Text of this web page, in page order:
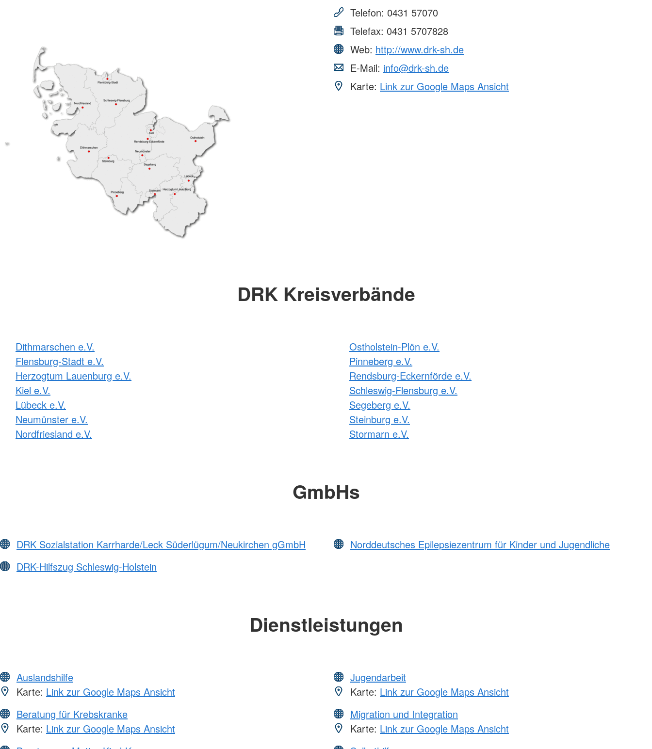
Telefon: 0431 57070
Telefax: 0431 5707828
Web: http://www.drk-sh.de
E-Mail: info@drk-sh.de
Karte: Link zur Google Maps Ansicht
DRK Kreisverbände
Dithmarschen e.V.
Flensburg-Stadt e.V.
Herzogtum Lauenburg e.V.
Kiel e.V.
Lübeck e.V.
Neumünster e.V.
Nordfriesland e.V.
Ostholstein-Plön e.V.
Pinneberg e.V.
Rendsburg-Eckernförde e.V.
Schleswig-Flensburg e.V.
Segeberg e.V.
Steinburg e.V.
Stormarn e.V.
GmbHs
DRK Sozialstation Karrharde/Leck Süderlügum/Neukirchen gGmbH
DRK-Hilfszug Schleswig-Holstein
Norddeutsches Epilepsiezentrum für Kinder und Jugendliche
Dienstleistungen
Auslandshilfe
Karte: Link zur Google Maps Ansicht
Beratung für Krebskranke
Karte: Link zur Google Maps Ansicht
Jugendarbeit
Karte: Link zur Google Maps Ansicht
Migration und Integration
Karte: Link zur Google Maps Ansicht